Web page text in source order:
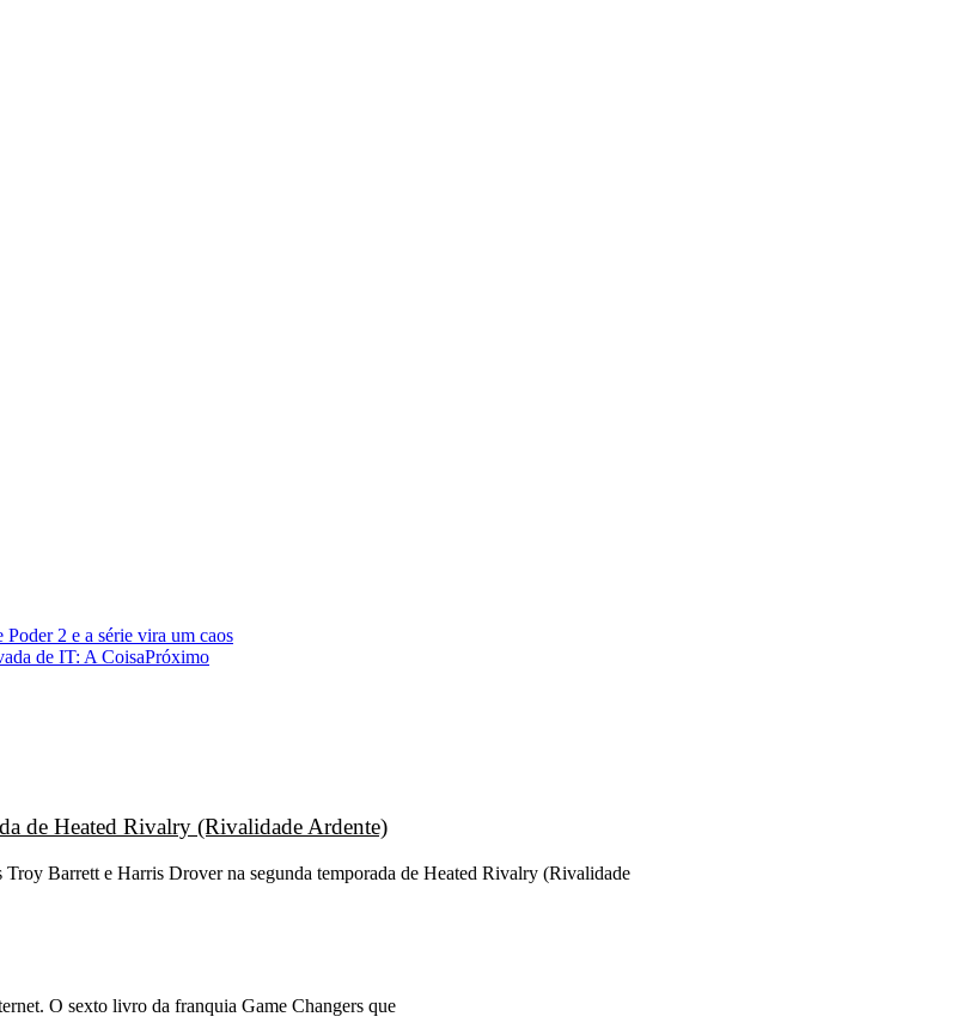
2 e a série vira um caos
de IT: A CoisaPróximo
de Heated Rivalry (Rivalidade Ardente)
Barrett e Harris Drover na segunda temporada de Heated Rivalry (Rivalidade
O sexto livro da franquia Game Changers que